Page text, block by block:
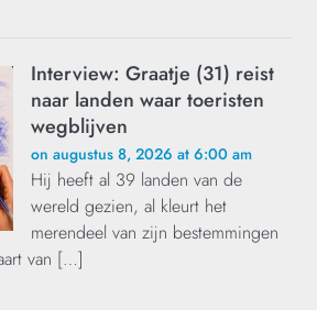
Interview: Graatje (31) reist
naar landen waar toeristen
wegblijven
on augustus 8, 2026 at 6:00 am
Hij heeft al 39 landen van de
wereld gezien, al kleurt het
merendeel van zijn bestemmingen
van […]